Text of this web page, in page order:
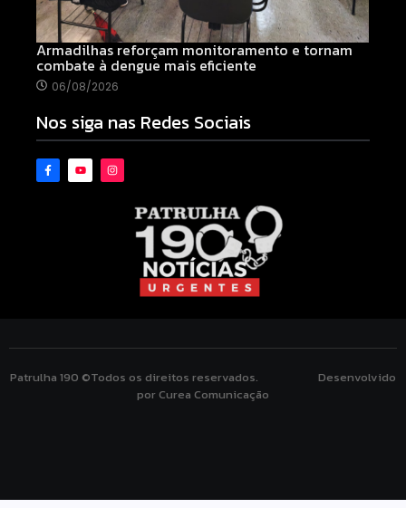
Armadilhas reforçam monitoramento e tornam
combate à dengue mais eficiente
06/08/2026
Nos siga nas Redes Sociais
Patrulha 190 ©Todos os direitos reservados. Desenvolvido
por Curea Comunicação